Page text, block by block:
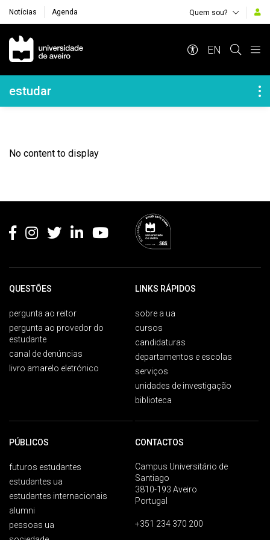
Notícias Agenda Quem sou?
Navegação Principal
EN
Navegação Lateral
estudar
No content to display
QUESTÕES
pergunta ao reitor
pergunta ao provedor do
estudante
canal de denúncias
livro amarelo eletrónico
LINKS RÁPIDOS
sobre a ua
cursos
candidaturas
departamentos e escolas
serviços
unidades de investigação
biblioteca
PÚBLICOS
futuros estudantes
estudantes ua
estudantes internacionais
alumni
pessoas ua
CONTACTOS
Campus Universitário de
Santiago
3810-193 Aveiro
Portugal
+351 234 370 200